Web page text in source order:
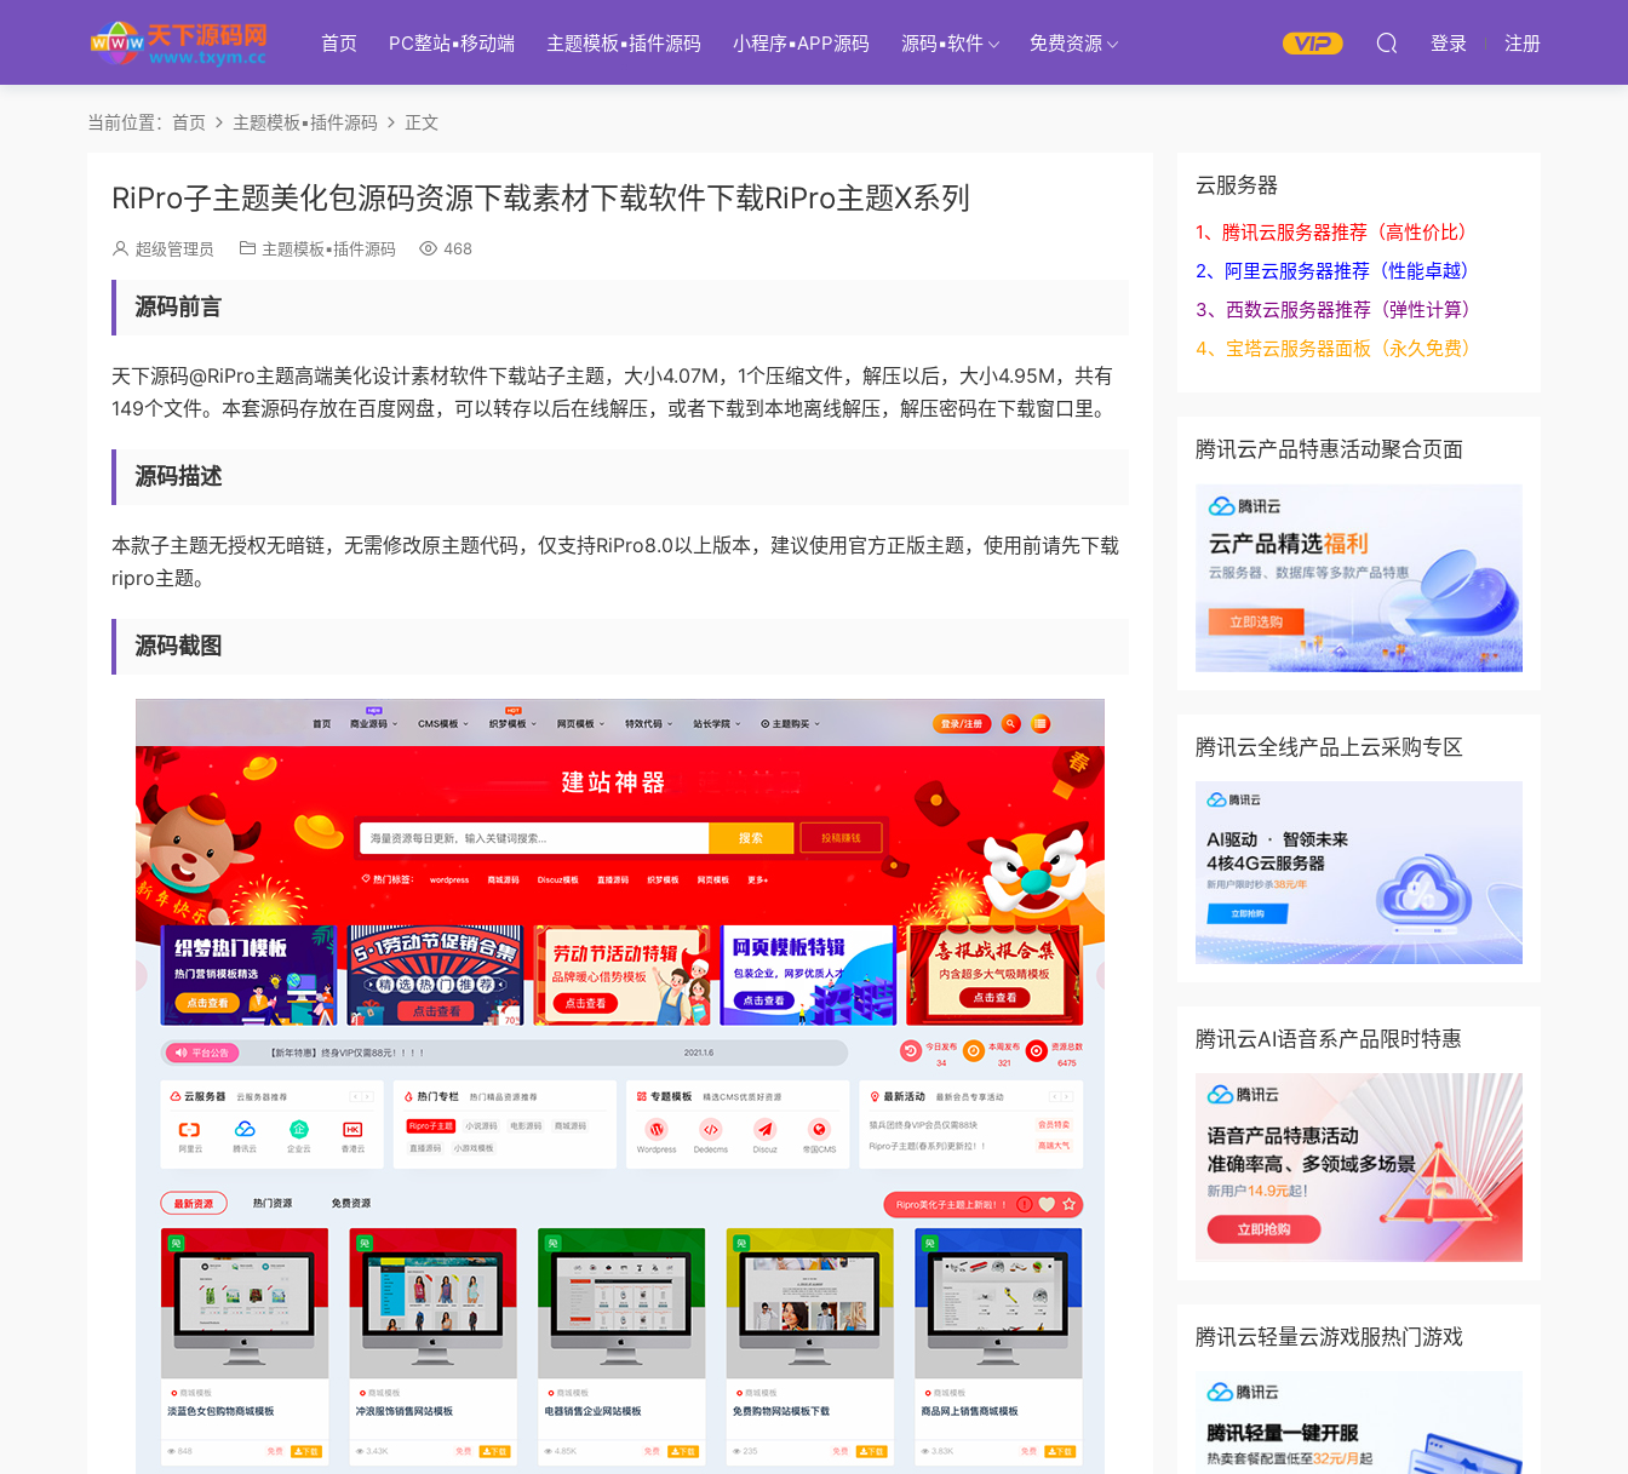
首页 PC整站▪移动端 主题模板▪插件源码 小程序▪APP源码 源码▪软件 免费资源 登录 注册
当前位置： 首页 主题模板▪插件源码 正文
RiPro子主题美化包源码资源下载素材下载软件下载RiPro主题X系列
超级管理员 主题模板▪插件源码 468
源码前言
天下源码@RiPro主题高端美化设计素材软件下载站子主题，大小4.07M，1个压缩文件，解压以后，大小4.95M，共有
149个文件。本套源码存放在百度网盘，可以转存以后在线解压，或者下载到本地离线解压，解压密码在下载窗口里。
源码描述
本款子主题无授权无暗链，无需修改原主题代码，仅支持RiPro8.0以上版本，建议使用官方正版主题，使用前请先下载
ripro主题。
源码截图
云服务器
1、腾讯云服务器推荐（高性价比）
2、阿里云服务器推荐（性能卓越）
3、西数云服务器推荐（弹性计算）
4、宝塔云服务器面板（永久免费）
腾讯云产品特惠活动聚合页面
腾讯云全线产品上云采购专区
腾讯云AI语音系产品限时特惠
腾讯云轻量云游戏服热门游戏